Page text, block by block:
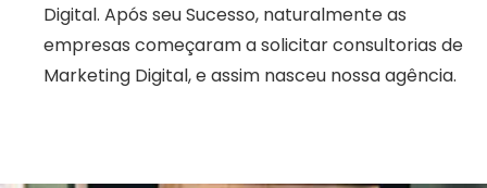
Digital. Após seu Sucesso, naturalmente as
empresas começaram a solicitar consultorias de
Marketing Digital, e assim nasceu nossa agência.